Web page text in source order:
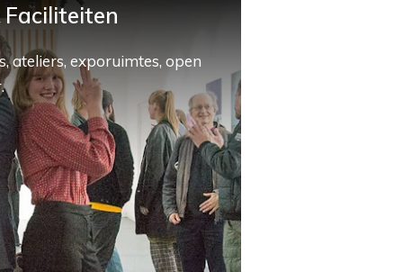
ateliers, exporuimtes, open